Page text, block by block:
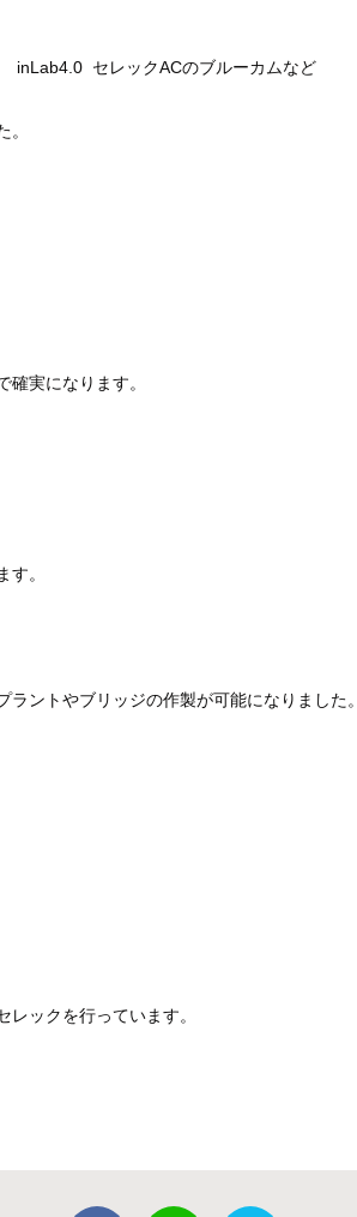
inLab4.0 セレックACのブルーカムなど
。
実になります。
す。
ントやブリッジの作製が可能になりました。
ックを行っています。